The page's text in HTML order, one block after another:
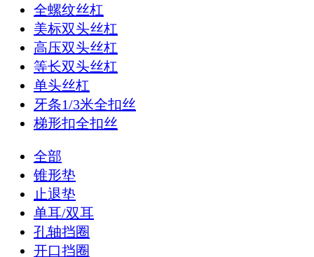
全螺纹丝杠
美标双头丝杠
高压双头丝杠
等长双头丝杠
单头丝杠
牙条1/3米全扣丝
梯形扣全扣丝
全部
锥形垫
止退垫
单耳/双耳
孔轴挡圈
开口挡圈